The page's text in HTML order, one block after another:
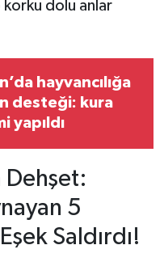
korku dolu anlar
hayvancılığa
desteği: kura
yapıldı
5
Saldırdı!